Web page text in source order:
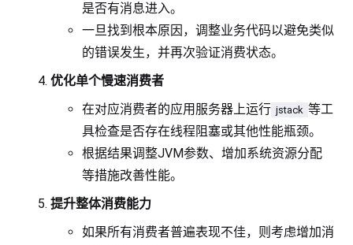
是否有消息进入。
一旦找到根本原因，调整业务代码以避免类似
的错误发生，并再次验证消费状态。
优化单个慢速消费者
在对应消费者的应用服务器上运行 jstack 等工
具检查是否存在线程阻塞或其他性能瓶颈。
根据结果调整JVM参数、增加系统资源分配
等措施改善性能。
提升整体消费能力
如果所有消费者普遍表现不佳，则考虑增加消